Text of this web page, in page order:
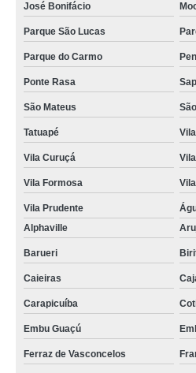
José Bonifácio
Parque São Lucas
Parque do Carmo
Ponte Rasa
São Mateus
Tatuapé
Vila Curuçá
Vila Formosa
Vila Prudente
Alphaville
Barueri
Caieiras
Carapicuíba
Embu Guaçú
Ferraz de Vasconcelos